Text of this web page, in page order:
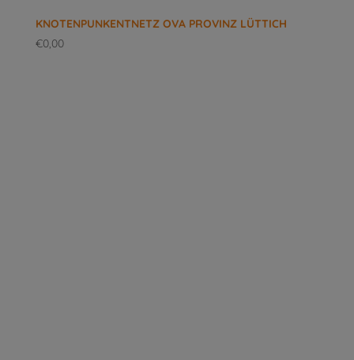
KNOTENPUNKENTNETZ OVA PROVINZ LÜTTICH
€0,00